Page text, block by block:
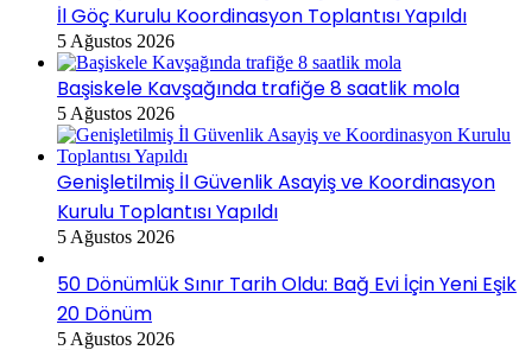
İl Göç Kurulu Koordinasyon Toplantısı Yapıldı
5 Ağustos 2026
Başiskele Kavşağında trafiğe 8 saatlik mola
5 Ağustos 2026
Genişletilmiş İl Güvenlik Asayiş ve Koordinasyon
Kurulu Toplantısı Yapıldı
5 Ağustos 2026
50 Dönümlük Sınır Tarih Oldu: Bağ Evi İçin Yeni Eşik
20 Dönüm
5 Ağustos 2026